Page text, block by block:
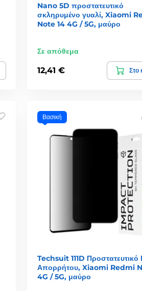
Nano 5D προστατευτικό
σκληρυμένο γυαλί, Xiaomi
Note 14 4G / 5G, μαύρο
Σε απόθεμα
12,41 € Στο
Βασική
Techsuit 111D Προστατευτικό
Απορρήτου, Xiaomi Redmi
4G / 5G, μαύρο